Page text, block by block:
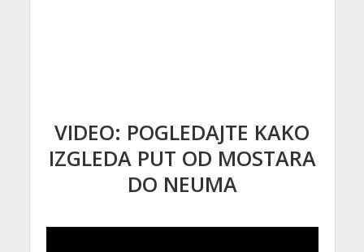
VIDEO: POGLEDAJTE KAKO
IZGLEDA PUT OD MOSTARA
DO NEUMA